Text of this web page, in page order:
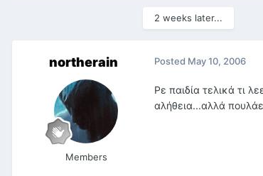
2 weeks later...
northerain
Members
Posted May 10, 2006
Ρε παιδία τελικά τι
αλήθεια...αλλά